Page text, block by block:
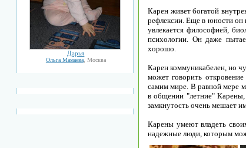
Дарья
Ольга Мамаева, Москва
Карен живет богатой
рефлексии. Еще в юности он
увлекается философией,
психологии. Он даже
хорошо.
Карен коммуникабелен, но
может говорить
самим мире. В равной мере
в общении "летние"
замкнутость очень мешает
Карены умеют владеть
надежные люди, которым